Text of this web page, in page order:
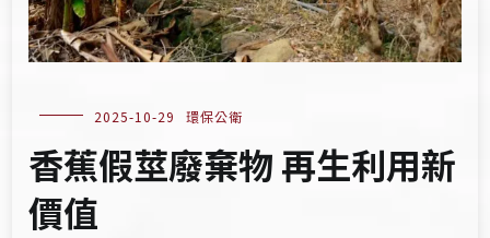
2025-10-29 環保公衛
香蕉假莖廢棄物 再生利用新
價值